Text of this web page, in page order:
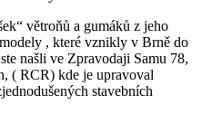
větroňů a gumáků z jeho
, které vznikly v Brně do
našli ve Zpravodaji Samu 78,
( RCR) kde je upravoval
stavebních